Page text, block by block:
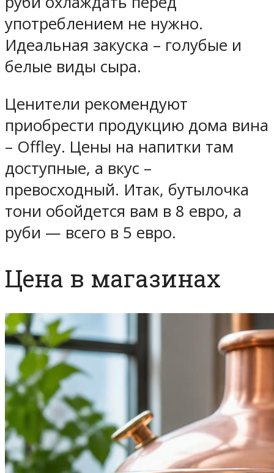
употреблением не нужно.
Идеальная закуска – голубые и
белые виды сыра.
Ценители рекомендуют
приобрести продукцию дома вина
– Offley. Цены на напитки там
доступные, а вкус –
превосходный. Итак, бутылочка
тони обойдется вам в 8 евро, а
руби — всего в 5 евро.
Цена в магазинах